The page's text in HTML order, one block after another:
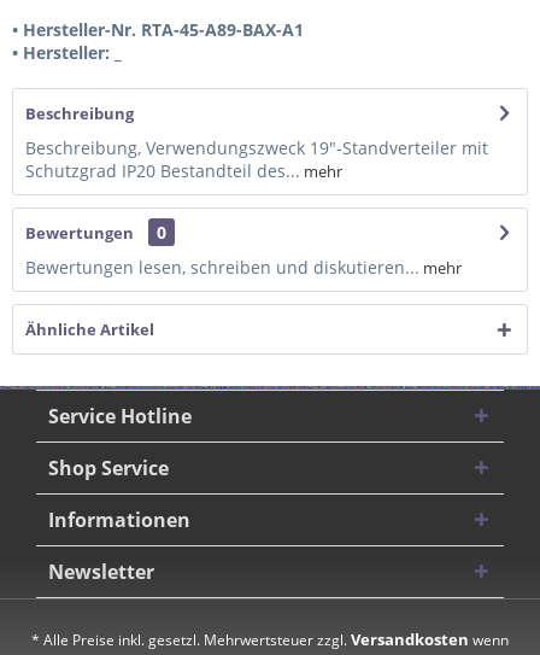
• Hersteller-Nr. RTA-45-A89-BAX-A1
• Hersteller: _
Beschreibung
Beschreibung, Verwendungszweck 19"-Standverteiler mit
Schutzgrad IP20 Bestandteil des... mehr
Bewertungen
0
Bewertungen lesen, schreiben und diskutieren... mehr
Ähnliche Artikel
Service Hotline
Shop Service
Informationen
Newsletter
* Alle Preise inkl. gesetzl. Mehrwertsteuer zzgl.Versandkosten wenn